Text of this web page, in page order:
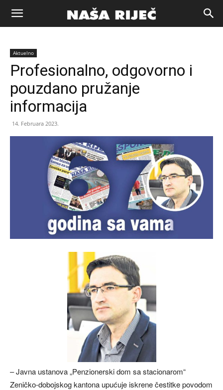
Naša
riječ
Zenica
Aktuelno
Profesionalno, odgovorno i
pouzdano pružanje
informacija
14. Februara 2023.
– Javna ustanova „Penzionerski dom sa stacionarom“
Zeničko-dobojskog kantona upućuje iskrene čestitke povodom